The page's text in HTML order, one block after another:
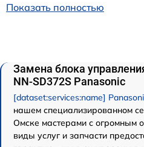
Показать полностью
Замена блока
NN-SD372S Panasonic
[dataset:services:name]
нашем специализированном
Омске мастерами с огромным
виды услуг и запчасти